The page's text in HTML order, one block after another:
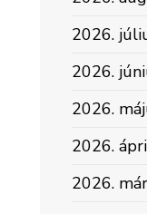
2026.
2026.
2026.
2026.
2026.